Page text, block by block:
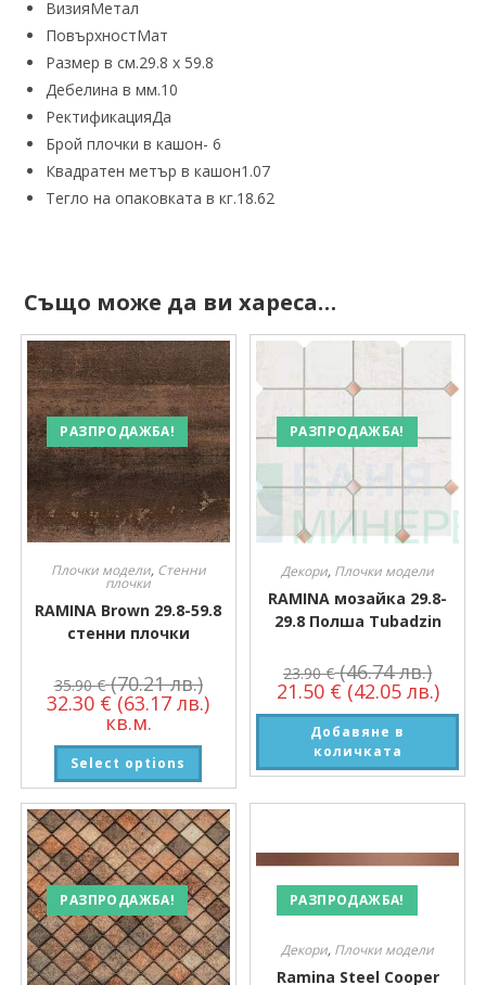
ВизияМетал
ПовърхностМат
Размер в см.29.8 х 59.8
Дебелина в мм.10
РектификацияДа
Брой плочки в кашон-6
Квадратен метър в кашон1.07
Тегло на опаковката в кг.18.62
Също може да ви хареса…
РАЗПРОДАЖБА!
Плочки модели, Стенни
плочки
RAMINA Brown 29.8-59.8
стенни плочки
35.90€ (70.21 лв.)
32.30 € (63.17 лв.)
кв.м.
Select options
РАЗПРОДАЖБА!
Декори, Плочки модели
RAMINA мозайка 29.8-
29.8 Полша Tubadzin
23.90€ (46.74 лв.)
21.50 € (42.05 лв.)
Добавяне в
количката
РАЗПРОДАЖБА! РАЗПРОДАЖБА!
Декори, Плочки модели
Ramina Steel Cooper